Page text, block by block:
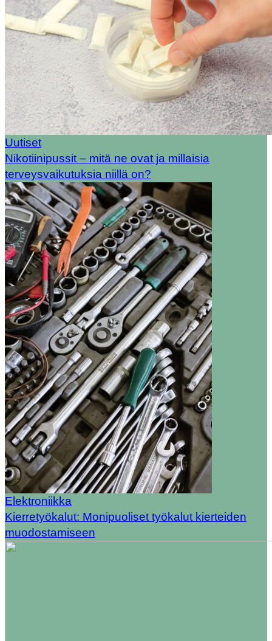
Uutiset
Nikotiinipussit – mitä ne ovat ja millaisia
terveysvaikutuksia niillä on?
Elektroniikka
Kierretyökalut: Monipuoliset työkalut kierteiden
muodostamiseen